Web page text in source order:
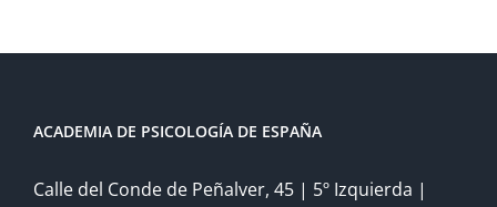
ACADEMIA DE PSICOLOGÍA DE ESPAÑA
Calle del Conde de Peñalver, 45 | 5º Izquierda |